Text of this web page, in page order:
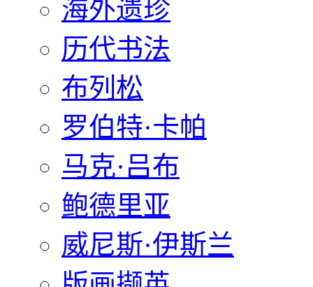
海外遗珍
历代书法
布列松
罗伯特·卡帕
马克·吕布
鲍德里亚
威尼斯·伊斯兰